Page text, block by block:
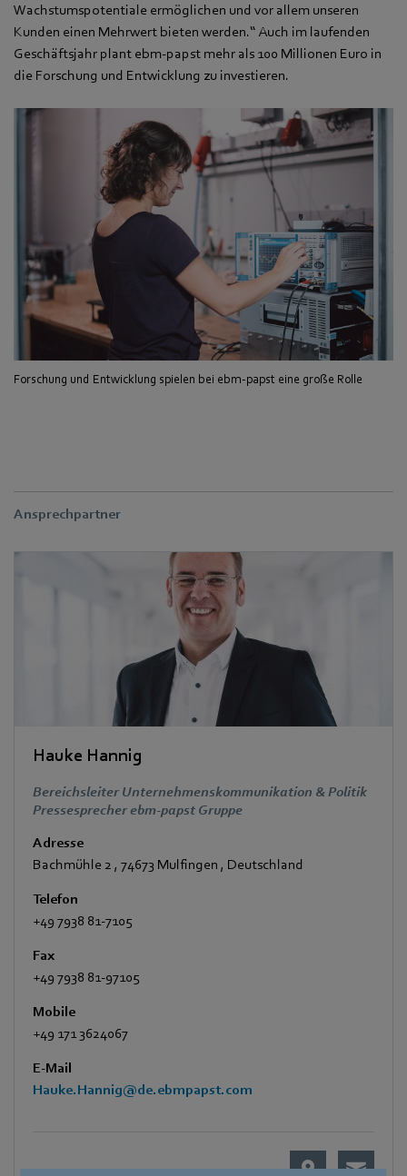
Wachstumspotentiale ermöglichen und vor allem unseren
Kunden einen Mehrwert bieten werden.“ Auch im laufenden
Geschäftsjahr plant ebm-papst mehr als 100 Millionen Euro in
die Forschung und Entwicklung zu investieren.
Forschung und Entwicklung spielen bei ebm-papst eine große Rolle
Ansprechpartner
Hauke Hannig
Bereichsleiter Unternehmenskommunikation & Politik
Pressesprecher ebm-papst Gruppe
Adresse
Bachmühle 2 , 74673 Mulfingen , Deutschland
Telefon
+49 7938 81-7105
Fax
+49 7938 81-97105
Mobile
+49 171 3624067
E-Mail
Hauke.Hannig@de.ebmpapst.com